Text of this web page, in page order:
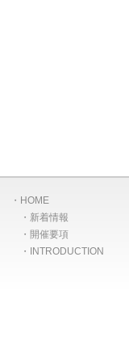
HOME
新着情報
開催要項
INTRODUCTION